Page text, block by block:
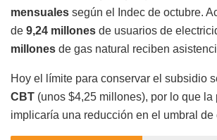
mensuales según el Indec de octubre.
de 9,24 millones de usuarios de
millones de gas natural reciben
Hoy el límite para conservar el subsidio
CBT (unos $4,25 millones), por lo que la
implicaría una reducción en el umbral